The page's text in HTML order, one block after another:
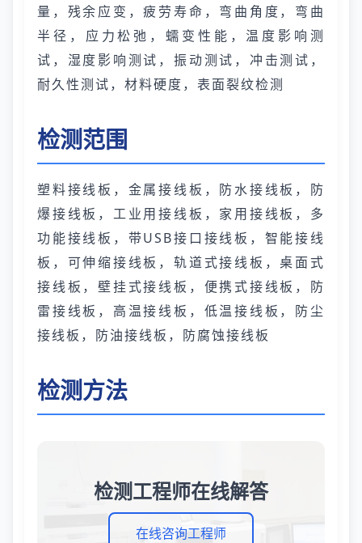
量，残余应变，疲劳寿命，弯曲角度，弯曲
半径，应力松弛，蠕变性能，温度影响测
试，湿度影响测试，振动测试，冲击测试，
耐久性测试，材料硬度，表面裂纹检测
检测范围
塑料接线板，金属接线板，防水接线板，防
爆接线板，工业用接线板，家用接线板，多
功能接线板，带USB接口接线板，智能接线
板，可伸缩接线板，轨道式接线板，桌面式
接线板，壁挂式接线板，便携式接线板，防
雷接线板，高温接线板，低温接线板，防尘
接线板，防油接线板，防腐蚀接线板
检测方法
检测工程师在线解答
在线咨询工程师